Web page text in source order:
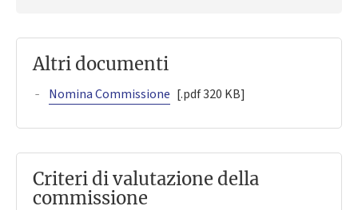
Altri documenti
Nomina Commissione [.pdf 320 KB]
Criteri di valutazione della
commissione